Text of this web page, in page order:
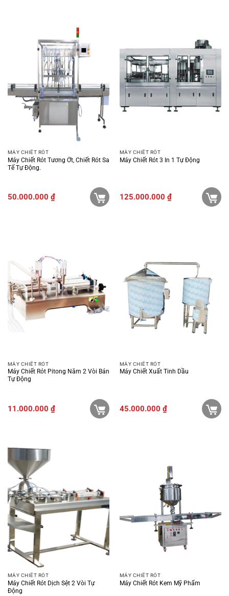
MÁY CHIẾT RÓT
Máy Chiết Rót Tương Ớt, Chiết Rót Sa
Tế Tự Động.
50.000.000 ₫
MÁY CHIẾT RÓT
Máy Chiết Rót 3 In 1 Tự Động
125.000.000 ₫
MÁY CHIẾT RÓT
Máy Chiết Rót Pitong Nằm 2 Vòi Bán
Tự Động
11.000.000 ₫
MÁY CHIẾT RÓT
Máy Chiết Xuất Tinh Dầu
45.000.000 ₫
MÁY CHIẾT RÓT
Máy Chiết Rót Dịch Sệt 2 Vòi Tự
Động
MÁY CHIẾT RÓT
Máy Chiết Rót Kem Mỹ Phẩm